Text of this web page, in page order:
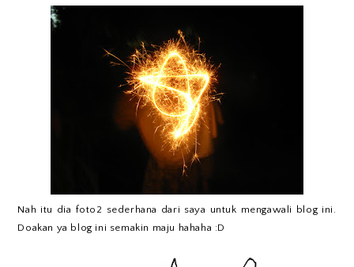
Nah itu dia foto2 sederhana dari saya untuk mengawali blog ini.
Doakan ya blog ini semakin maju hahaha :D